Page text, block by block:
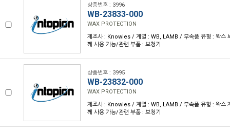
상품번호 : 3996
WB-23833-000
WAX PROTECTION
제조사 : Knowles / 계열 : WB, LAMB / 부속품 유형 : 왁스
께 사용 가능/관련 부품 : 보청기
상품번호 : 3995
WB-23832-000
WAX PROTECTION
제조사 : Knowles / 계열 : WB, LAMB / 부속품 유형 : 왁스
께 사용 가능/관련 부품 : 보청기